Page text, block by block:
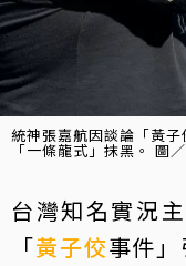
統神張嘉航因談論「黃
「一條龍式」抹黑。 圖
台灣知名實況
「黃子佼事件